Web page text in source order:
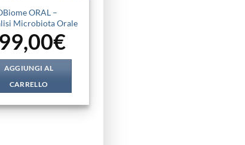
ORAL –
Microbiota Orale
€
AGGIUNGI AL
CARRELLO